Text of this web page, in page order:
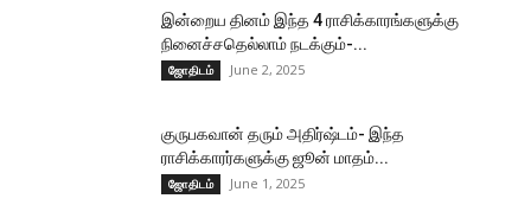
இன்றைய தினம் இந்த 4 ராசிக்காரங்களுக்கு
நினைச்சதெல்லாம் நடக்கும்-...
ஜோதிடம் June 2, 2025
குருபகவான் தரும் அதிர்ஷ்டம்- இந்த
ராசிக்காரர்களுக்கு ஜூன் மாதம்...
ஜோதிடம் June 1, 2025